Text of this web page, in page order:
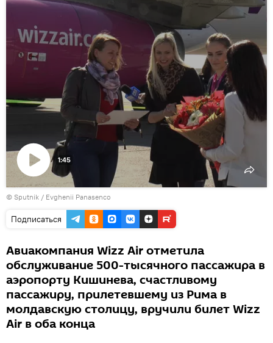
Воспроизвести
видео
1:45
© Sputnik / Evghenii Panasenco
Подписаться
Авиакомпания Wizz Air отметила
обслуживание 500-тысячного пассажира в
аэропорту Кишинева, счастливому
пассажиру, прилетевшему из Рима в
молдавскую столицу, вручили билет Wizz
Air в оба конца